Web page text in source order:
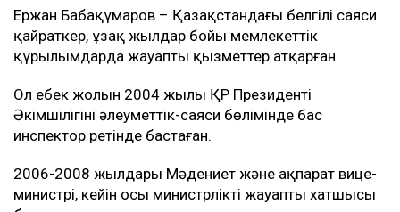
Ержан Бабақұмаров – Қазақстандағы белгілі саяси
қайраткер, ұзақ жылдар бойы мемлекеттік
құрылымдарда жауапты қызметтер атқарған.
Ол еңбек жолын 2004 жылы ҚР Президенті
Әкімшілігінің әлеуметтік-саяси бөлімінде бас
инспектор ретінде бастаған.
2006-2008 жылдары Мәдениет және ақпарат вице-
министрі, кейін осы министрліктің жауапты хатшысы